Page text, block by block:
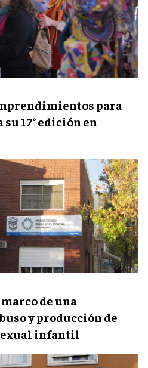
para
17° edición en
de una
y producción de
infantil